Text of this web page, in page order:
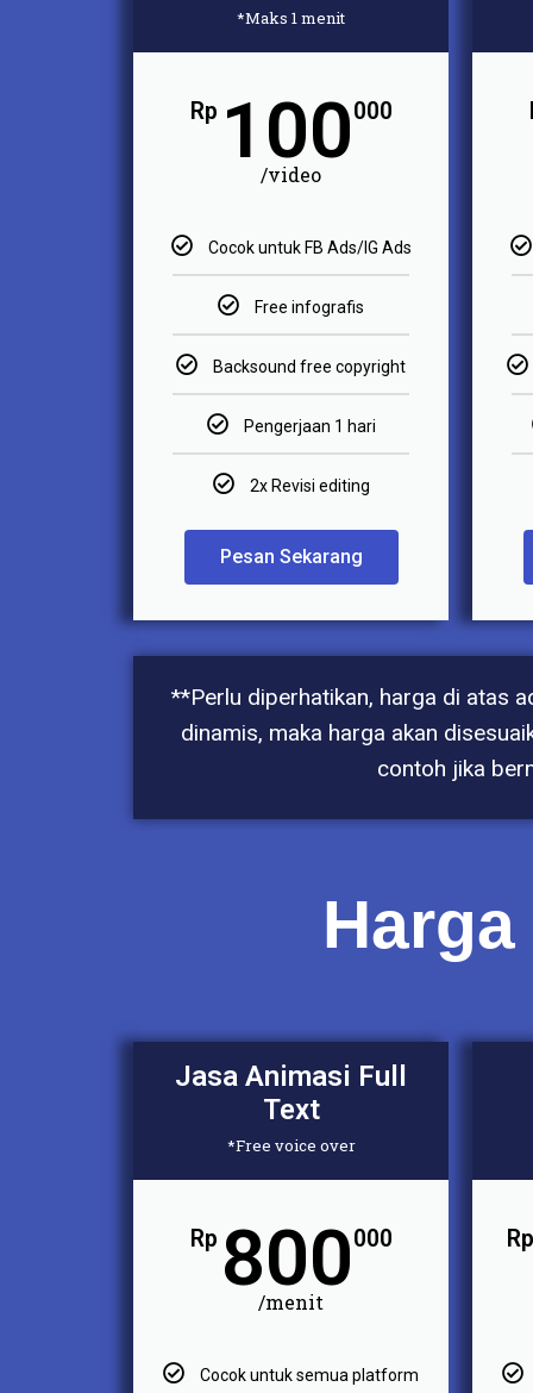
*Maks 1 menit
Rp 100000
/video
Cocok untuk FB Ads/IG Ads
Free infografis
Backsound free copyright
Pengerjaan 1 hari
2x Revisi editing
Pesan Sekarang
**Perlu diperhatikan, harga di atas
dinamis, maka harga akan
contoh jika
Jasa Animasi Full
Text
*Free voice over
Rp 800000
/menit
Cocok untuk semua platform
Rp